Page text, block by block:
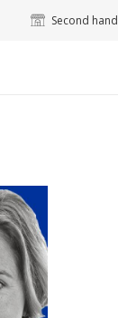
Second hand